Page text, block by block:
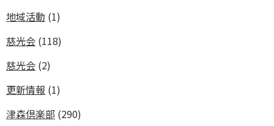
地域活動 (1)
慈光会 (118)
慈光会 (2)
更新情報 (1)
津森倶楽部 (290)